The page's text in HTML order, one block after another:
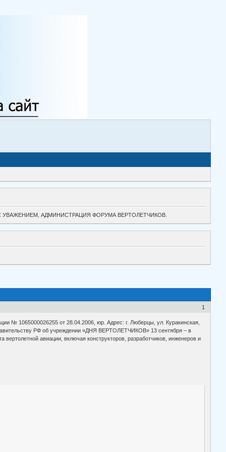
УВАЖЕНИЕМ, АДМИНИСТРАЦИЯ ФОРУМА ВЕРТОЛЕТЧИКОВ.
1
№ 1065000026255 от 28.04.2006, юр. Адрес: г. Люберцы, ул. Куракинская,
РФ об учреждении «ДНЯ ВЕРТОЛЕТЧИКОВ» 13 сентября – в
авиации, включая конструкторов, разработчиков, инженеров и